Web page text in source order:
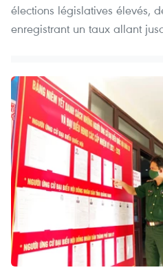
élections législatives élevés,
enregistrant un taux allant